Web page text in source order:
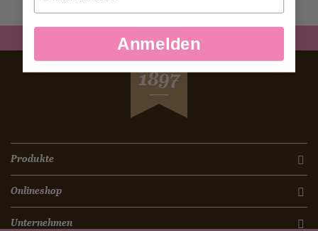
SEIT
1897
Produkte
Onlineshop
Unternehmen
Anmelden